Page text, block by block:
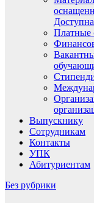
Платные
Выпускнику
Сотрудникам
Контакты
УПК
Абитуриентам
Без рубрики